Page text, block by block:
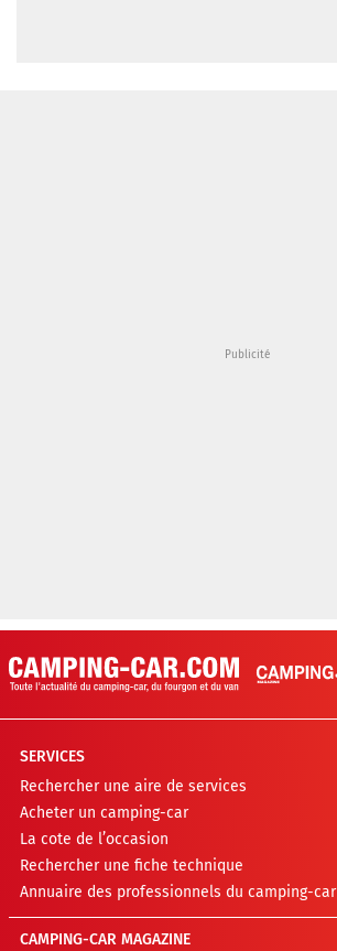
SERVICES
Rechercher une aire de services
Acheter un camping-car
La cote de l’occasion
Rechercher une fiche technique
Annuaire des professionnels du camping-car
CAMPING-CAR MAGAZINE